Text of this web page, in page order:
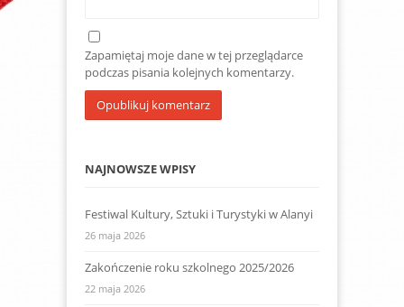
Zapamiętaj moje dane w tej przeglądarce
podczas pisania kolejnych komentarzy.
NAJNOWSZE WPISY
Festiwal Kultury, Sztuki i Turystyki w Alanyi
26 maja 2026
Zakończenie roku szkolnego 2025/2026
22 maja 2026